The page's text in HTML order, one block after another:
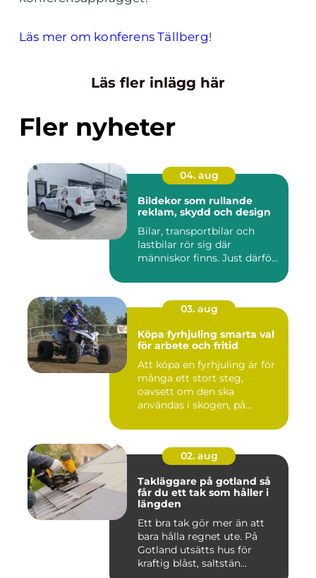
Läs mer om konferens Tällberg!
Läs fler inlägg här
Fler nyheter
04. aug
Bildekor som rullande
reklam, skydd och design
Bilar, transportbilar och
lastbilar rör sig där
människor finns. Just därfö...
03. aug
Köpa fyrhjuling smarta val
för arbete och fritid
Att köpa en fyrhjuling är för
många ett stort steg,
oavsett om den ska
användas i skogen, på
02. aug
Takläggare på gotland så
får du ett tak som håller i
längden
Ett bra tak gör mer än att
bara hålla regnet ute. På
Gotland utsätts hus för
kraftig blåst, saltstän...